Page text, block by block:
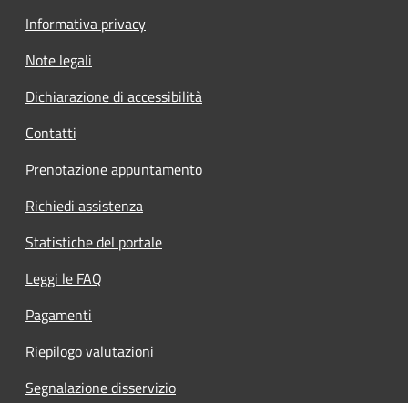
Informativa privacy
Note legali
Dichiarazione di accessibilità
Contatti
Prenotazione appuntamento
Richiedi assistenza
Statistiche del portale
Leggi le FAQ
Pagamenti
Riepilogo valutazioni
Segnalazione disservizio